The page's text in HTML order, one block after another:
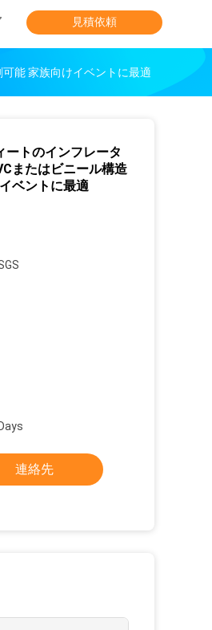
見積依頼
能 家族向けイベントに最適
ートのインフレータ
またはビニール構造
ベントに最適
連絡先